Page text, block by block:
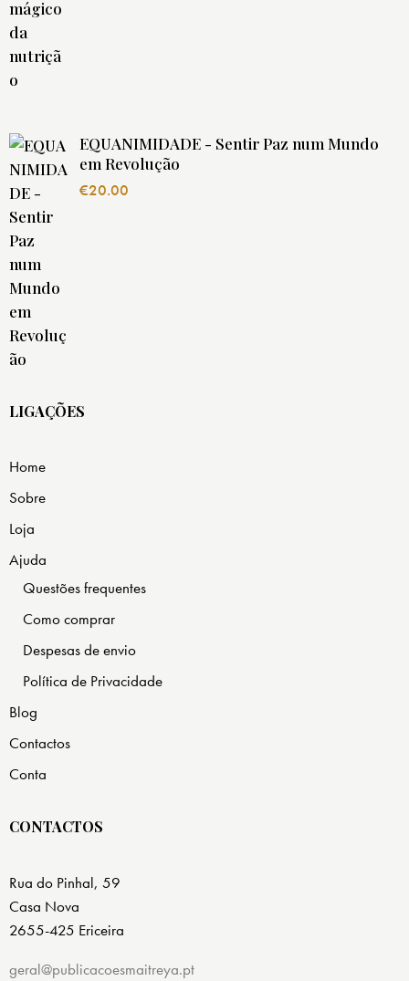
EQUANIMIDADE - Sentir Paz num Mundo
em Revolução
€20.00
LIGAÇÕES
Home
Sobre
Loja
Ajuda
Questões frequentes
Como comprar
Despesas de envio
Política de Privacidade
Blog
Contactos
Conta
CONTACTOS
Rua do Pinhal, 59
Casa Nova
2655-425 Ericeira
geral@publicacoesmaitreya.pt